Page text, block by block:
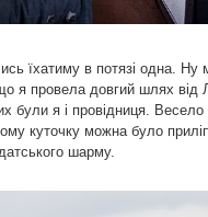
їхатиму в потязі одна.
я провела довгий шлях від
були я і провідниця.
куточку можна було
шарму.